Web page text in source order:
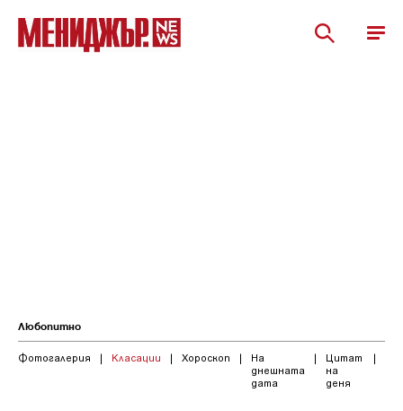
Любопитно
Фотогалерия | Класации | Хороскоп |
На
днешната
дата
|
Цитат
на
деня
|